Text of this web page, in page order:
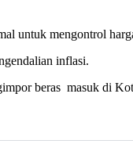
untuk mengontrol
inflasi.
beras masuk di